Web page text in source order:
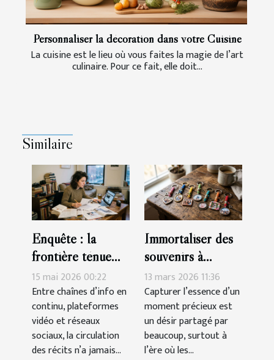
Personnaliser la décoration dans votre Cuisine
La cuisine est le lieu où vous faites la magie de l’art
culinaire. Pour ce fait, elle doit...
Similaire
Enquête : la
frontière ténue
entre information,
culture et
manipulation
15 mai 2026 00:22
Entre chaînes d’info en
continu, plateformes
vidéo et réseaux
sociaux, la circulation
des récits n’a jamais...
Immortaliser des
souvenirs à
travers des porte-
clés sur mesure
13 mars 2026 11:36
Capturer l’essence d’un
moment précieux est
un désir partagé par
beaucoup, surtout à
l’ère où les...